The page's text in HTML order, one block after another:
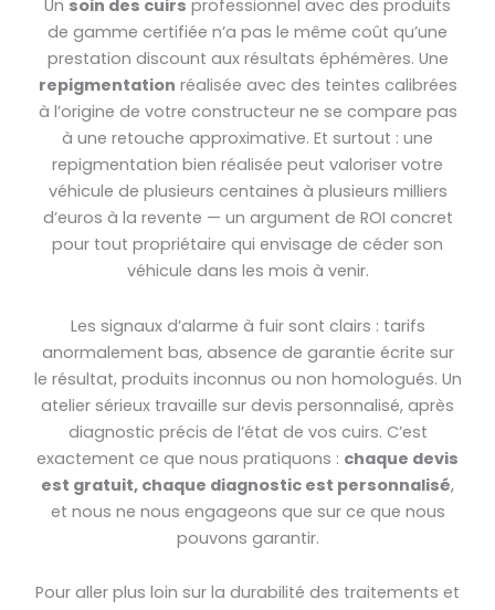
Un soin des cuirs professionnel avec des produits
de gamme certifiée n’a pas le même coût qu’une
prestation discount aux résultats éphémères. Une
repigmentation réalisée avec des teintes calibrées
à l’origine de votre constructeur ne se compare pas
à une retouche approximative. Et surtout : une
repigmentation bien réalisée peut valoriser votre
véhicule de plusieurs centaines à plusieurs milliers
d’euros à la revente — un argument de ROI concret
pour tout propriétaire qui envisage de céder son
véhicule dans les mois à venir.
Les signaux d’alarme à fuir sont clairs : tarifs
anormalement bas, absence de garantie écrite sur
le résultat, produits inconnus ou non homologués. Un
atelier sérieux travaille sur devis personnalisé, après
diagnostic précis de l’état de vos cuirs. C’est
exactement ce que nous pratiquons : chaque devis
est gratuit, chaque diagnostic est personnalisé,
et nous ne nous engageons que sur ce que nous
pouvons garantir.
Pour aller plus loin sur la durabilité des traitements et